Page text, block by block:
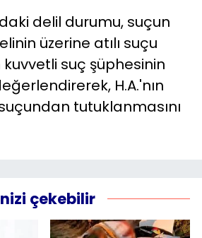
delil durumu, suçun
üzerine atılı suçu
kuvvetli suç şüphesinin
H.A.'nın
suçundan tutuklanmasını
çekebilir